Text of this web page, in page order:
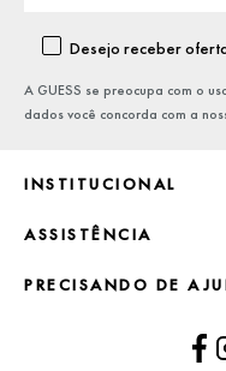
INSTITUCIONAL
ASSISTÊNCIA
PRECISANDO DE
Desejo receber
A GUESS se preocupa com o
dados você concorda com a